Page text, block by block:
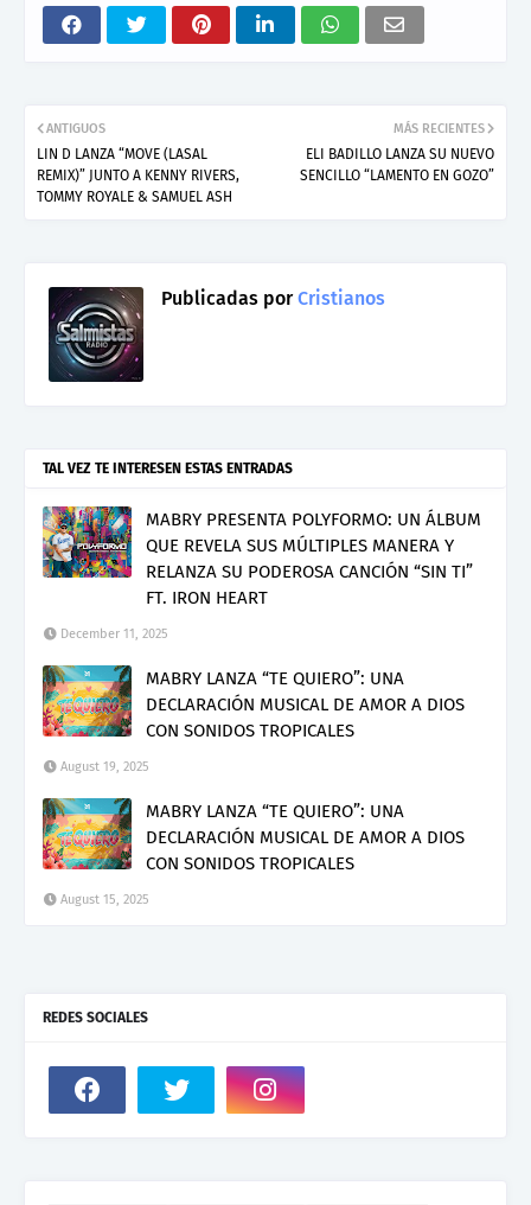
MÁS RECIENTES
ELI BADILLO LANZA SU NUEVO
SENCILLO “LAMENTO EN GOZO”
ANTIGUOS
LIN D LANZA “MOVE (LASAL
REMIX)” JUNTO A KENNY RIVERS,
TOMMY ROYALE & SAMUEL ASH
Publicadas porCristianos
TAL VEZ TE INTERESEN ESTAS ENTRADAS
MABRY PRESENTA POLYFORMO: UN ÁLBUM
QUE REVELA SUS MÚLTIPLES MANERA Y
RELANZA SU PODEROSA CANCIÓN “SIN TI”
FT. IRON HEART
December 11, 2025
MABRY LANZA “TE QUIERO”: UNA
DECLARACIÓN MUSICAL DE AMOR A DIOS
CON SONIDOS TROPICALES
August 19, 2025
MABRY LANZA “TE QUIERO”: UNA
DECLARACIÓN MUSICAL DE AMOR A DIOS
CON SONIDOS TROPICALES
August 15, 2025
REDES SOCIALES